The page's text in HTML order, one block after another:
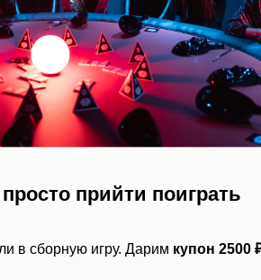
прийти поиграть
в сборную игру. Дарим купон 2500